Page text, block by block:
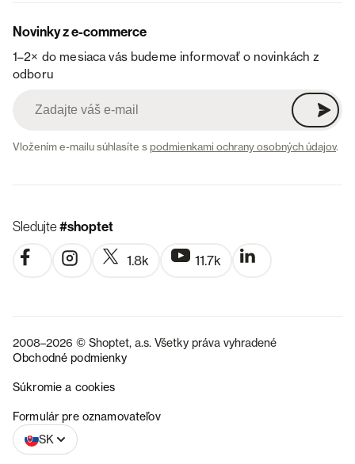
Novinky z e-commerce
1–2× do mesiaca vás budeme informovať o novinkách z
odboru
Vložením e-mailu súhlasíte spodmienkami ochrany osobných údajov.
Sledujte#shoptet
1.8k 11.7k
2008–2026 © Shoptet, a.s. Všetky práva vyhradené
Obchodné podmienky
Súkromie a cookies
Formulár pre oznamovateľov
SK